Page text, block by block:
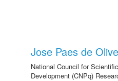
Jose Paes de
National Council for
Development (CNPq)